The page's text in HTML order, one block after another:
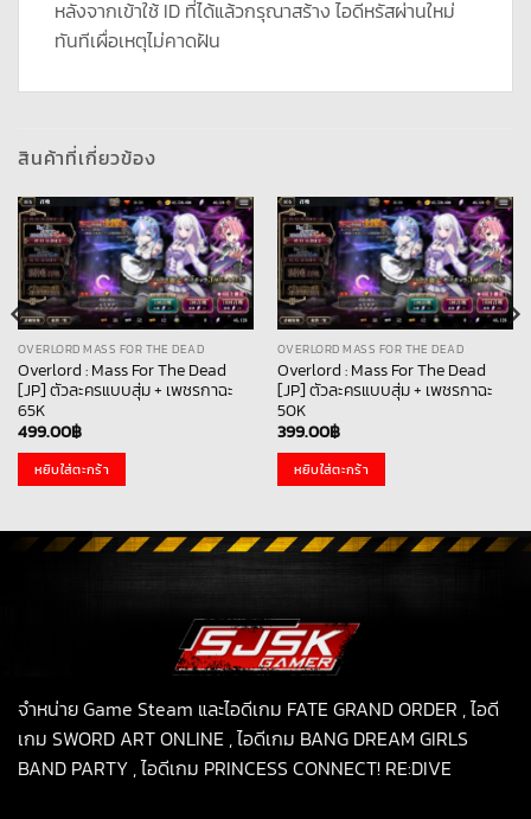
หลังจากเข้าใช้ ID ที่ได้แล้วกรุณาสร้าง ไอดีหรัสผ่านใหม่
ทันทีเผื่อเหตุไม่คาดฝัน
สินค้าที่เกี่ยวข้อง
OVERLORD MASS FOR THE DEAD
Overlord : Mass For The Dead
[JP] ตัวละครแบบสุ่ม + เพชรกาฉะ
65K
499.00฿
หยิบใส่ตะกร้า
OVERLORD MASS FOR THE DEAD
Overlord : Mass For The Dead
[JP] ตัวละครแบบสุ่ม + เพชรกาฉะ
50K
399.00฿
หยิบใส่ตะกร้า
จำหน่าย Game Steam และไอดีเกม FATE GRAND ORDER , ไอดี
เกม SWORD ART ONLINE , ไอดีเกม BANG DREAM GIRLS
BAND PARTY , ไอดีเกม PRINCESS CONNECT! RE:DIVE